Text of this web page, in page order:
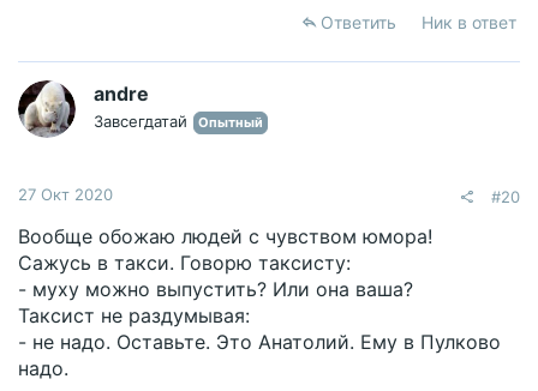
ц
и
и
:
Ответить Ник в ответ
andre
Завсегдатай Опытный
27 Окт 2020 #20
Вообще обожаю людей с чувством юмора!
Сажусь в такси. Говорю таксисту:
- муху можно выпустить? Или она ваша?
Таксист не раздумывая:
- не надо. Оставьте. Это Анатолий. Ему в Пулково
надо.